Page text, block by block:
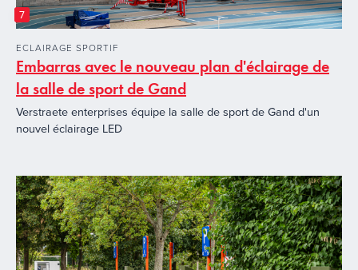
7
ECLAIRAGE SPORTIF
Embarras avec le nouveau plan d'éclairage de
la salle de sport de Gand
Verstraete enterprises équipe la salle de sport de Gand d'un
nouvel éclairage LED